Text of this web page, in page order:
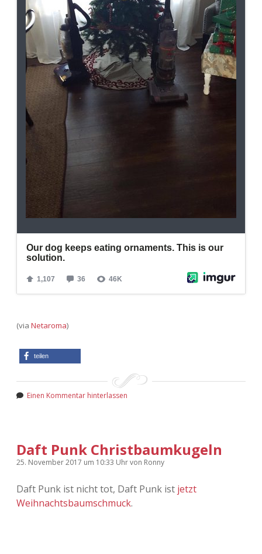
(via Netaroma)
teilen
Einen Kommentar hinterlassen
Daft Punk Christbaumkugeln
25. November 2017 um 10:33 Uhrvon Ronny
Daft Punk ist nicht tot, Daft Punk ist jetzt
Weihnachtsbaumschmuck.